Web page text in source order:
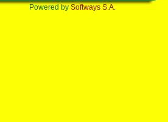
Powered by Softways S.A.